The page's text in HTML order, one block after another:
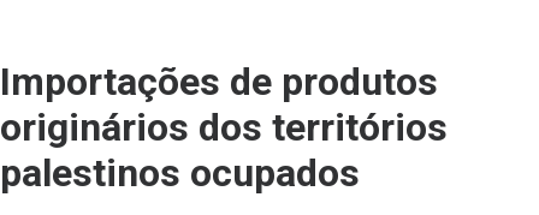
Importações de produtos
originários dos territórios
palestinos ocupados